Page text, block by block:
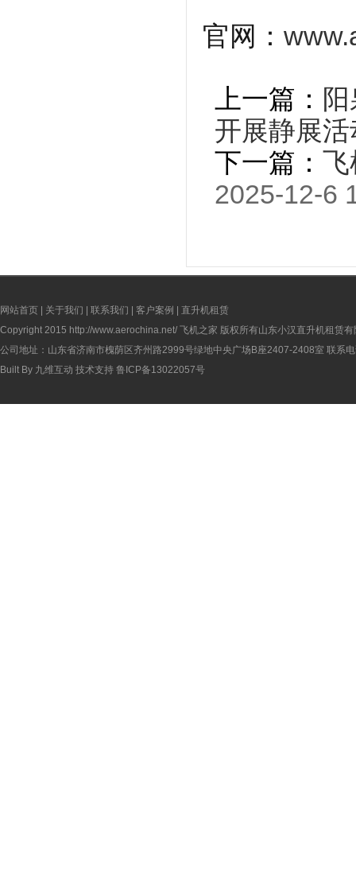
官网：
上一篇：
开展静展活
下一篇： 飞
2025-12-6
网站首页 | 关于我们 | 联系我们 | 客户案例 | 直升机租赁
Copyright 2015 http://www.aerochina.net/ 飞机之家 版权所有山东小汉直升机租赁有
公司地址：山东省济南市槐荫区齐州路2999号绿地中央广场B座2407-2408室 联系
Built By 九维互动 技术支持 鲁ICP备13022057号